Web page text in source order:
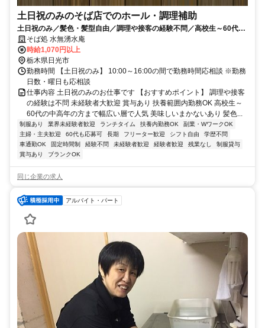
土日祝のみのそば店でのホール・調理補助
土日祝のみ／髪色・髪型自由／調理や接客の経験不問／高校生～60代前
半までのスタッフ活躍中／賞与あり
そば処 水無湧水庵
時給1,070円以上
栃木県日光市
勤務時間 【土日祝のみ】 10:00～16:00の間で勤務時間応相談 ※勤務
日数・曜日も応相談
仕事内容 土日祝のみのお仕事です 【おすすめポイント】 調理や接客
の経験は不問 未経験者大歓迎 賞与あり 扶養範囲内勤務OK 高校生～
60代の中高年の方まで幅広い層で人気 美味しいまかないあり 髪色...
制服あり 業界未経験者歓迎 ランチタイム 扶養内勤務OK
副業・WワークOK
主婦・主夫歓迎
60代も応募可 長期 フリーター歓迎 シフト自由
学歴不問
車通勤OK
固定時間制 経験不問 未経験者歓迎 経験者歓迎 残業なし
制服貸与
賞与あり
ブランクOK
同じ企業の求人
アルバイト・パート